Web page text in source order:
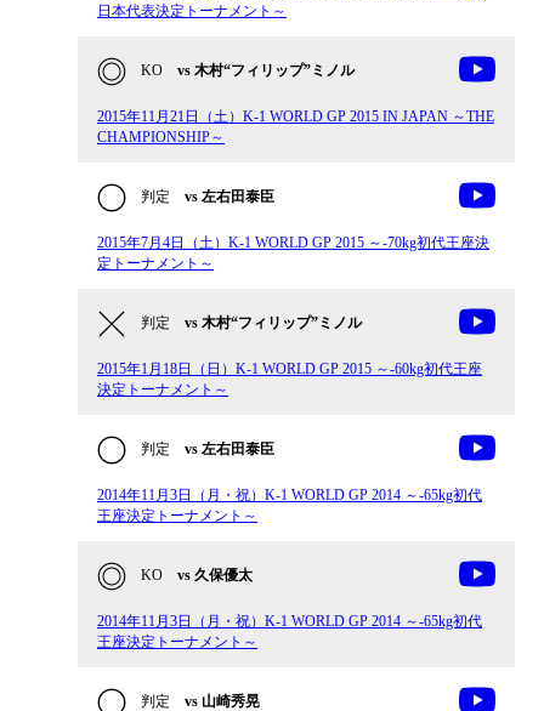
日本代表決定トーナメント～
KO vs 木村“フィリップ”ミノル
2015年11月21日（土）K-1 WORLD GP 2015 IN JAPAN ～THE
CHAMPIONSHIP～
判定 vs 左右田泰臣
2015年7月4日（土）K-1 WORLD GP 2015 ～-70kg初代王座決
定トーナメント～
判定 vs 木村“フィリップ”ミノル
2015年1月18日（日）K-1 WORLD GP 2015 ～-60kg初代王座
決定トーナメント～
判定 vs 左右田泰臣
2014年11月3日（月・祝）K-1 WORLD GP 2014 ～-65kg初代
王座決定トーナメント～
KO vs 久保優太
2014年11月3日（月・祝）K-1 WORLD GP 2014 ～-65kg初代
王座決定トーナメント～
判定 vs 山崎秀晃